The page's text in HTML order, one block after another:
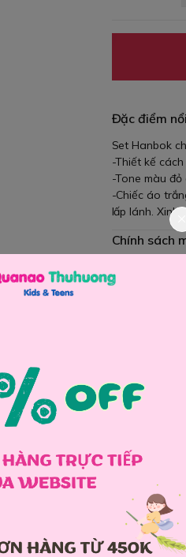
Đặc điểm
Set Hanbok
-Thiết kế
-Tone màu
-Chiếc áo
lấp lánh. Xinh
Chính sách
Chính sách
Giao
Đổi hàng
Chia sẻ